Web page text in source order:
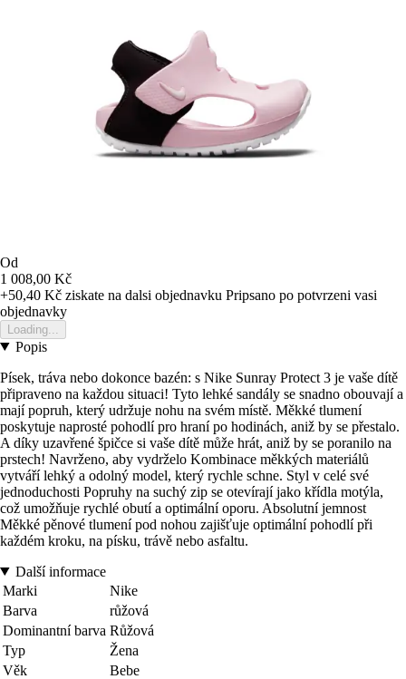
Od
1 008,00 Kč
+50,40 Kč ziskate na dalsi objednavku Pripsano po potvrzeni vasi
objednavky
Loading...
Popis
Písek, tráva nebo dokonce bazén: s Nike Sunray Protect 3 je vaše dítě
připraveno na každou situaci! Tyto lehké sandály se snadno obouvají a
mají popruh, který udržuje nohu na svém místě. Měkké tlumení
poskytuje naprosté pohodlí pro hraní po hodinách, aniž by se přestalo.
A díky uzavřené špičce si vaše dítě může hrát, aniž by se poranilo na
prstech! Navrženo, aby vydrželo Kombinace měkkých materiálů
vytváří lehký a odolný model, který rychle schne. Styl v celé své
jednoduchosti Popruhy na suchý zip se otevírají jako křídla motýla,
což umožňuje rychlé obutí a optimální oporu. Absolutní jemnost
Měkké pěnové tlumení pod nohou zajišťuje optimální pohodlí při
každém kroku, na písku, trávě nebo asfaltu.
Další informace
Marki
Nike
Barva
růžová
Dominantní barva Růžová
Typ
Žena
Věk
Bebe